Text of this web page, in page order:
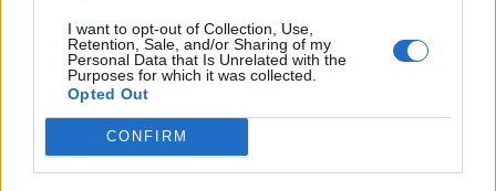
I want to opt-out of Collection, Use,
Retention, Sale, and/or Sharing of my
Personal Data that Is Unrelated with the
Purposes for which it was collected.
Opted Out
CONFIRM
Rendkívüli bejelentést tett a CBA és a Penny: